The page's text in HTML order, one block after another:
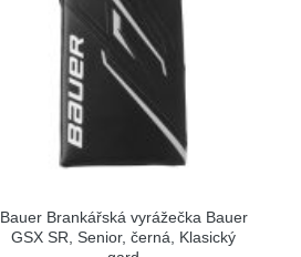
Bauer Brankářská vyrážečka Bauer
GSX SR, Senior, černá, Klasický